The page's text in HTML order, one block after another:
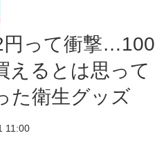
円って衝撃…100
えるとは思って
た衛生グッズ
11:00